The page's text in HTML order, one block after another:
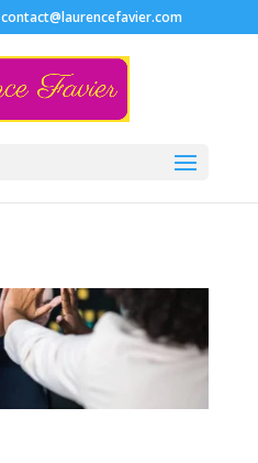
contact@laurencefavier.com